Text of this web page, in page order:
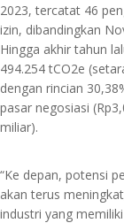
2023, tercatat 46
izin, dibandingkan
Hingga akhir tahun
494.254 tCO2e
dengan rincian
pasar negosiasi
miliar).
“Ke depan, potensi
akan terus
industri yang